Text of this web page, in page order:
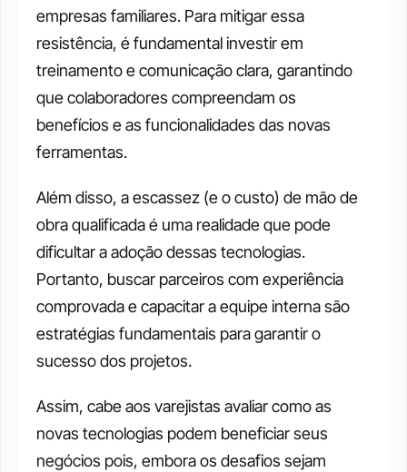
empresas familiares. Para mitigar essa
resistência, é fundamental investir em
treinamento e comunicação clara, garantindo
que colaboradores compreendam os
benefícios e as funcionalidades das novas
ferramentas.
Além disso, a escassez (e o custo) de mão de
obra qualificada é uma realidade que pode
dificultar a adoção dessas tecnologias.
Portanto, buscar parceiros com experiência
comprovada e capacitar a equipe interna são
estratégias fundamentais para garantir o
sucesso dos projetos.
Assim, cabe aos varejistas avaliar como as
novas tecnologias podem beneficiar seus
negócios pois, embora os desafios sejam